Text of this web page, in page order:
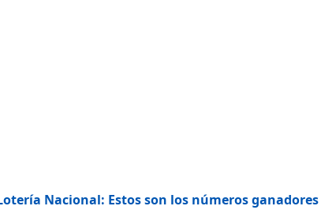
Nacional: Estos son los números ganadores